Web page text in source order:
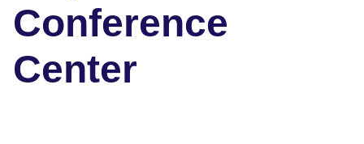
Conference
Center